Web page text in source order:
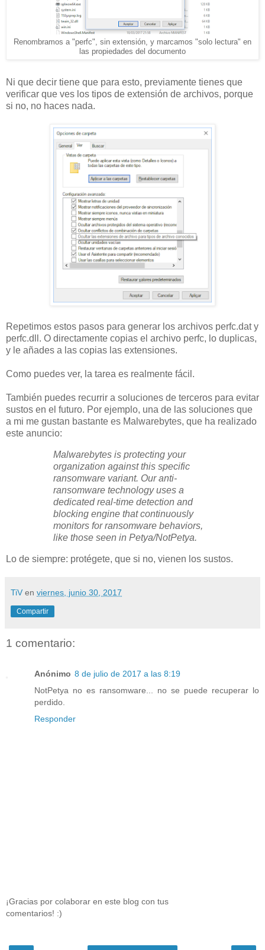
Renombramos a "perfc", sin extensión, y marcamos "solo lectura" en
las propiedades del documento
Ni que decir tiene que para esto, previamente tienes que
verificar que ves los tipos de extensión de archivos, porque
si no, no haces nada.
Repetimos estos pasos para generar los archivos perfc.dat y
perfc.dll. O directamente copias el archivo perfc, lo duplicas,
y le añades a las copias las extensiones.
Como puedes ver, la tarea es realmente fácil.
También puedes recurrir a soluciones de terceros para evitar
sustos en el futuro. Por ejemplo, una de las soluciones que
a mi me gustan bastante es Malwarebytes, que ha realizado
este anuncio:
Malwarebytes is protecting your
organization against this specific
ransomware variant. Our anti-
ransomware technology uses a
dedicated real-time detection and
blocking engine that continuously
monitors for ransomware behaviors,
like those seen in Petya/NotPetya.
Lo de siempre: protégete, que si no, vienen los sustos.
TiV en viernes, junio 30, 2017
Compartir
1 comentario:
Anónimo 8 de julio de 2017 a las 8:19
NotPetya no es ransomware... no se puede recuperar lo
perdido.
Responder
¡Gracias por colaborar en este blog con tus
comentarios! :)